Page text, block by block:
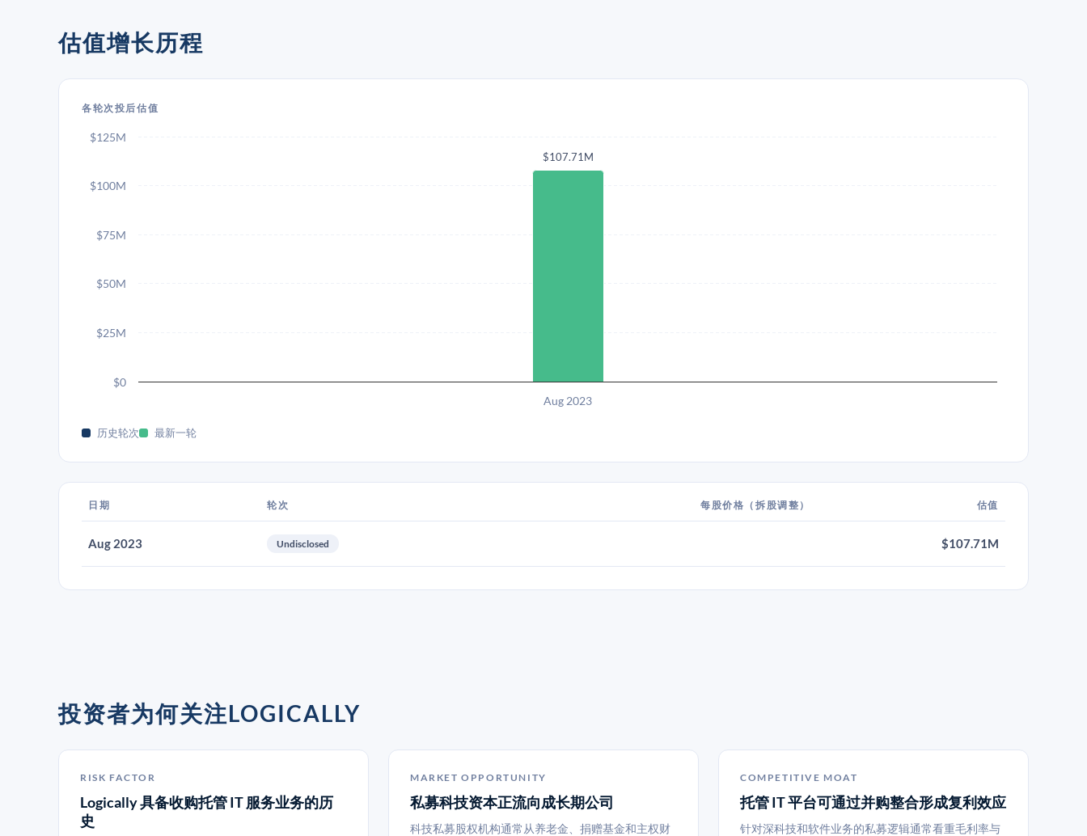
估值增长历程
各轮次投后估值
$107.71M
Aug 2023
$0
$25M
$50M
$75M
$100M
$125M
历史轮次 最新一轮
日期 轮次 每股价格（拆股调整） 估值
Aug 2023 Undisclosed $107.71M
投资者为何关注LOGICALLY
RISK FACTOR
Logically 具备收购托管 IT 服务业务的历
史
MARKET OPPORTUNITY
私募科技资本正流向成长期公司
科技私募股权机构通常从养老金、捐赠基金和主权财
COMPETITIVE MOAT
托管 IT 平台可通过并购整合形成复利效应
针对深科技和软件业务的私募逻辑通常看重毛利率与